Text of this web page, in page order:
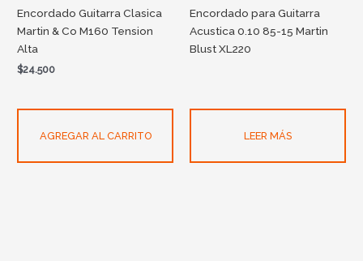
Encordado Guitarra Clasica
Martin & Co M160 Tension
Alta
$24.500
AGREGAR AL CARRITO
Encordado para Guitarra
Acustica 0.10 85-15 Martin
Blust XL220
LEER MÁS